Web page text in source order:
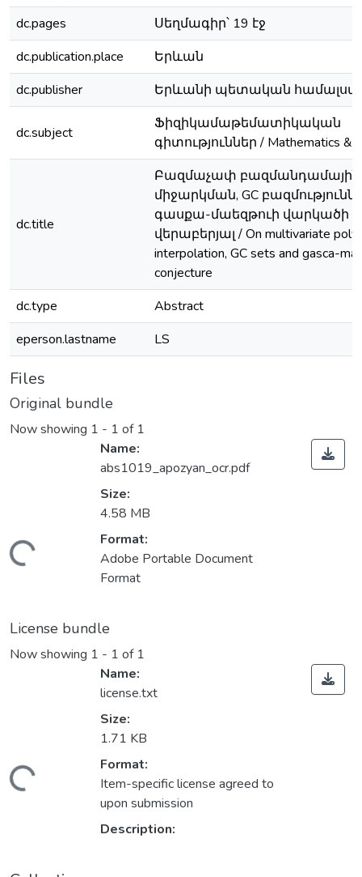
dc.pages
Սեղմագիր՝ 19 էջ
dc.publication.place
Երևան
dc.publisher
Երևանի պետական
dc.subject
Ֆիզիկամաթեմատիկական
գիտություններ / Mathematics &
dc.title
Բազմաչափ բազմանդամային
միջարկման, GC
գասքա-մաեզթուի վարկածի
վերաբերյալ / On multivariate
interpolation, GC sets and gasca-
conjecture
dc.type
Abstract
eperson.lastname
LS
Files
Original bundle
Now showing 1 - 1 of 1
Name:
abs1019_apozyan_ocr.pdf
Size:
4.58 MB
Format:
Adobe Portable Document
Format
License bundle
Now showing 1 - 1 of 1
Name:
license.txt
Size:
1.71 KB
Format:
Item-specific license agreed to
upon submission
Description: